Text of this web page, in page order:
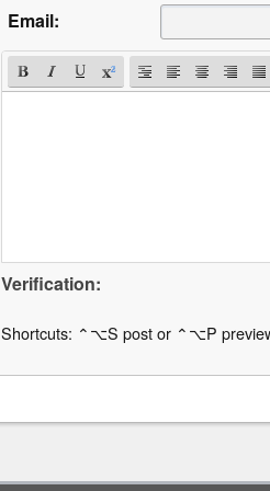
Email:
Verification:
Shortcuts: ⌃⌥S post or ⌃⌥P